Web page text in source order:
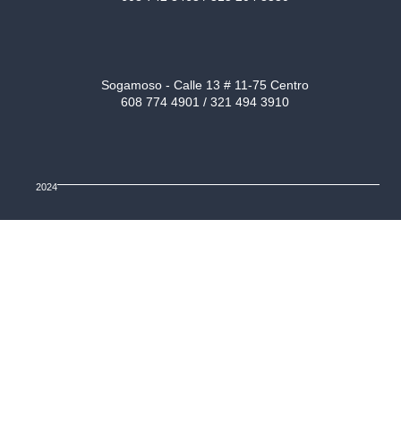
Sogamoso - Calle 13 # 11-75 Centro
608 774 4901 / 321 494 3910
2024